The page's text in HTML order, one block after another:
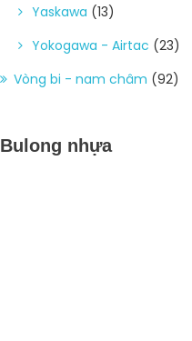
Yaskawa (13)
Yokogawa - Airtac (23)
Vòng bi - nam châm (92)
Bulong nhựa